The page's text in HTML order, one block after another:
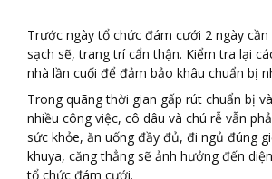
Trước ngày tổ chức đám cưới 2 ngày cần
sạch sẽ, trang trí cẩn thận. Kiểm tra lại
nhà lần cuối để đảm bảo khâu chuẩn bị
Trong quãng thời gian gấp rút chuẩn bị
nhiều công việc, cô dâu và chú rễ vẫn
sức khỏe, ăn uống đầy đủ, đi ngủ đúng
khuya, căng thẳng sẽ ảnh hưởng đến
tổ chức đám cưới.